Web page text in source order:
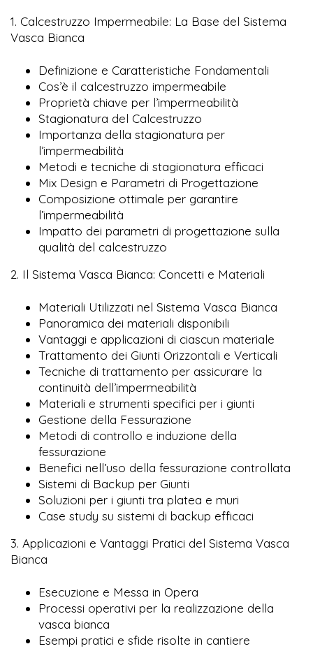
1. Calcestruzzo Impermeabile: La Base del Sistema
Vasca Bianca
Definizione e Caratteristiche Fondamentali
Cos’è il calcestruzzo impermeabile
Proprietà chiave per l’impermeabilità
Stagionatura del Calcestruzzo
Importanza della stagionatura per
l’impermeabilità
Metodi e tecniche di stagionatura efficaci
Mix Design e Parametri di Progettazione
Composizione ottimale per garantire
l’impermeabilità
Impatto dei parametri di progettazione sulla
qualità del calcestruzzo
2. Il Sistema Vasca Bianca: Concetti e Materiali
Materiali Utilizzati nel Sistema Vasca Bianca
Panoramica dei materiali disponibili
Vantaggi e applicazioni di ciascun materiale
Trattamento dei Giunti Orizzontali e Verticali
Tecniche di trattamento per assicurare la
continuità dell’impermeabilità
Materiali e strumenti specifici per i giunti
Gestione della Fessurazione
Metodi di controllo e induzione della
fessurazione
Benefici nell’uso della fessurazione controllata
Sistemi di Backup per Giunti
Soluzioni per i giunti tra platea e muri
Case study su sistemi di backup efficaci
3. Applicazioni e Vantaggi Pratici del Sistema Vasca
Bianca
Esecuzione e Messa in Opera
Processi operativi per la realizzazione della
vasca bianca
Esempi pratici e sfide risolte in cantiere